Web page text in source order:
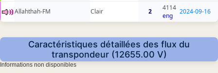
Allahthah-FM Clair 2
4114
eng
2024-09-16
Caractéristiques détaillées des flux du
transpondeur (12655.00 V)
Informations non disponibles